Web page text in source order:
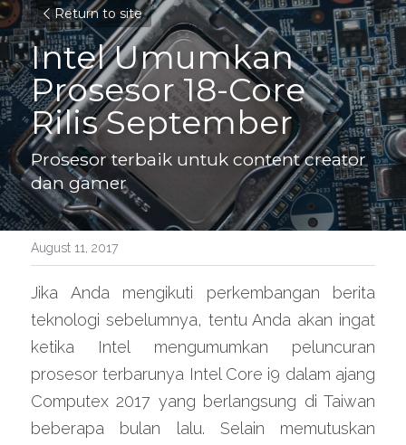
Return to site
Intel Umumkan
Prosesor 18-Core
Rilis September
Prosesor terbaik untuk content creator
dan gamer
August 11, 2017
Jika Anda mengikuti perkembangan berita
teknologi sebelumnya, tentu Anda akan ingat
ketika Intel mengumumkan peluncuran
prosesor terbarunya Intel Core i9 dalam ajang
Computex 2017 yang berlangsung di Taiwan
beberapa bulan lalu. Selain memutuskan